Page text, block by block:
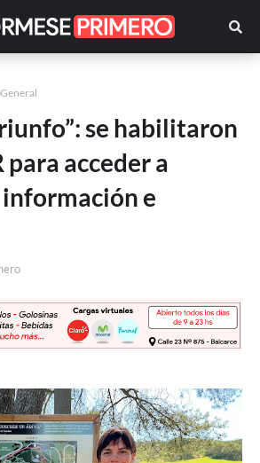
se habilitaron
para acceder a
e